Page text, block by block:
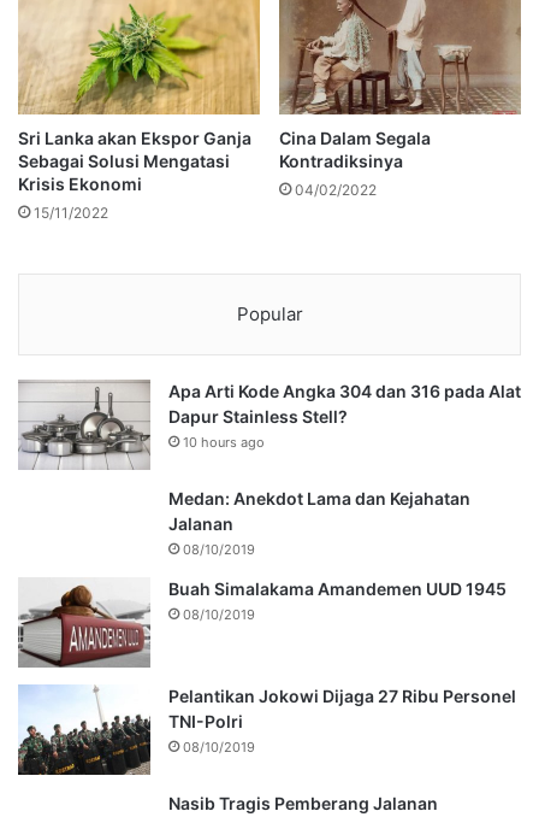
Sri Lanka akan Ekspor Ganja
Sebagai Solusi Mengatasi
Krisis Ekonomi
15/11/2022
Cina Dalam Segala
Kontradiksinya
04/02/2022
Popular
Apa Arti Kode Angka 304 dan 316 pada Alat
Dapur Stainless Stell?
10 hours ago
Medan: Anekdot Lama dan Kejahatan
Jalanan
08/10/2019
Buah Simalakama Amandemen UUD 1945
08/10/2019
Pelantikan Jokowi Dijaga 27 Ribu Personel
TNI-Polri
08/10/2019
Nasib Tragis Pemberang Jalanan